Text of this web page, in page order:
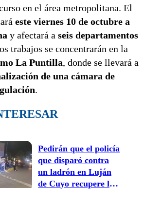
en el área metropolitana. El
este viernes 10 de octubre a
y afectará a seis departamentos
trabajos se concentrarán en la
La Puntilla, donde se llevará a
de una cámara de
.
Pedirán que el policía
que disparó contra
un ladrón en Luján
de Cuyo recupere la